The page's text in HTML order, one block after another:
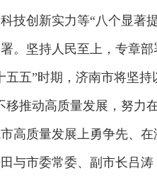
技创新实力等“八个显著
。坚持人民至上，专章
五五”时期，济南市将坚
移推动高质量发展，努力
高质量发展上勇争先、在
与市委常委、副市长吕